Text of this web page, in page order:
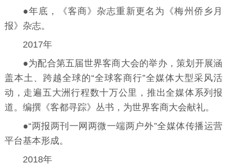
●年底，《客商》杂志重新更名为《梅州侨乡月
报》杂志。
2017年
●为配合第五届世界客商大会的举办，策划开展涵
盖本土、跨越全球的“全球客商行”全媒体大型采风活
动，走遍五大洲行程数十万公里，推出全媒体系列报
道。编撰《客都寻踪》丛书，为世界客商大会献礼。
●“两报两刊一网两微一端两户外”全媒体传播运营
平台基本形成。
2018年